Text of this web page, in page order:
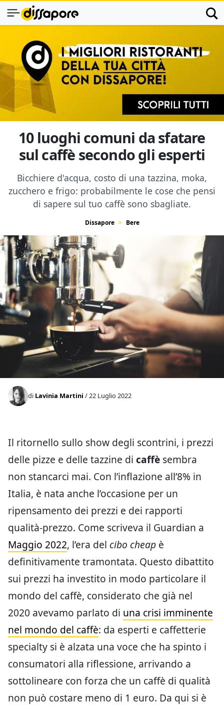
10 luoghi comuni da sfatare
sul caffè secondo gli esperti
Bicchiere d'acqua, costo di una tazzina, moka,
zucchero e frigo: probabilmente le cose che pensi
di sapere sul tuo caffè sono sbagliate.
Dissapore Bere
di Lavinia Martini / 22 Luglio 2022
Il ritornello sullo show degli scontrini, i prezzi
delle pizze e delle tazzine di caffè sembra
non stancarci mai. Con l’inflazione all’8% in
Italia, è nata anche l’occasione per un
ripensamento dei prezzi e dei rapporti
qualità-prezzo. Come scriveva il Guardian a
Maggio 2022, l’era del cibo cheap è
definitivamente tramontata. Questo dibattito
sui prezzi ha investito in modo particolare il
mondo del caffè, considerato che già nel
2020 avevamo parlato di una crisi imminente
nel mondo del caffè: da esperti e caffetterie
specialty si è alzata una voce che ha spinto i
consumatori alla riflessione, arrivando a
sottolineare con forza che un caffè di qualità
non può costare meno di 1 euro. Da qui si è